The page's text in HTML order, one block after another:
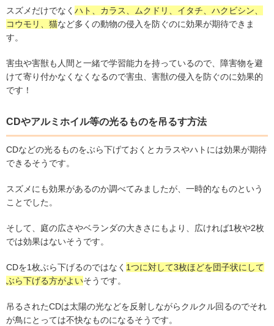
スズメだけでなく ハト、カラス、ムクドリ、イタチ、ハクビシン、
コウモリ、猫など多くの動物の侵入を防ぐのに効果が期待できま
す。
害虫や害獣も人間と一緒で学習能力を持っているので、障害物を避
けて寄り付かなくなくなるので害虫、害獣の侵入を防ぐのに効果的
です！
CDやアルミホイル等の光るものを吊るす方法
CDなどの光るものをぶら下げておくとカラスやハトには効果が期待
できるそうです。
スズメにも効果があるのか調べてみましたが、一時的なものという
ことでした。
そして、庭の広さやベランダの大きさにもより、広ければ1枚や2枚
では効果はないそうです。
CDを1枚ぶら下げるのではなく 1つに対して3枚ほどを団子状にして
ぶら下げる方がよいそうです。
吊るされたCDは太陽の光などを反射しながらクルクル回るのでそれ
が鳥にとっては不快なものになるそうです。